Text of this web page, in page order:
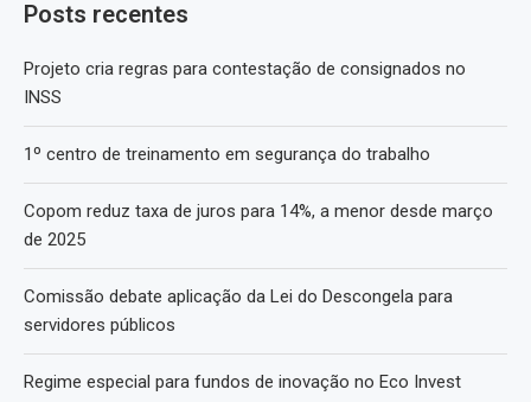
Posts recentes
Projeto cria regras para contestação de consignados no
INSS
1º centro de treinamento em segurança do trabalho
Copom reduz taxa de juros para 14%, a menor desde março
de 2025
Comissão debate aplicação da Lei do Descongela para
servidores públicos
Regime especial para fundos de inovação no Eco Invest